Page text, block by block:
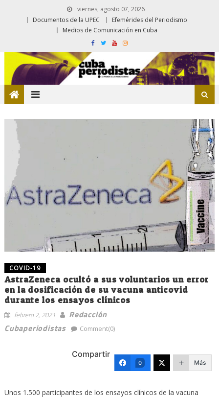
viernes, agosto 07, 2026
Documentos de la UPEC
Efemérides del Periodismo
Medios de Comunicación en Cuba
COVID-19
AstraZeneca ocultó a sus voluntarios un error
en la dosificación de su vacuna anticovid
durante los ensayos clínicos
febrero 2, 2021
Redacción
Cubaperiodistas
Comment(0)
Compartir
0 Más
Unos 1.500 participantes de los ensayos clínicos de la vacuna